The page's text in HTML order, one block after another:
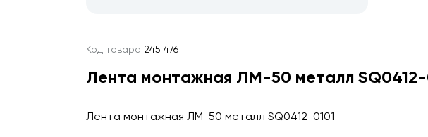
Код товара 245 476
Лента монтажная ЛМ-50 металл SQ0412-
Лента монтажная ЛМ-50 металл SQ0412-0101